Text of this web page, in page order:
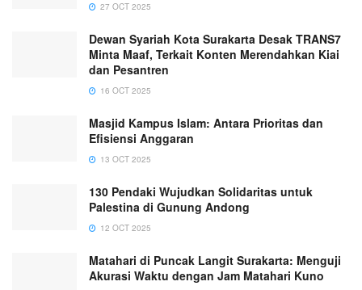
27 OCT 2025
Dewan Syariah Kota Surakarta Desak TRANS7
Minta Maaf, Terkait Konten Merendahkan Kiai
dan Pesantren
16 OCT 2025
Masjid Kampus Islam: Antara Prioritas dan
Efisiensi Anggaran
13 OCT 2025
130 Pendaki Wujudkan Solidaritas untuk
Palestina di Gunung Andong
12 OCT 2025
Matahari di Puncak Langit Surakarta: Menguji
Akurasi Waktu dengan Jam Matahari Kuno